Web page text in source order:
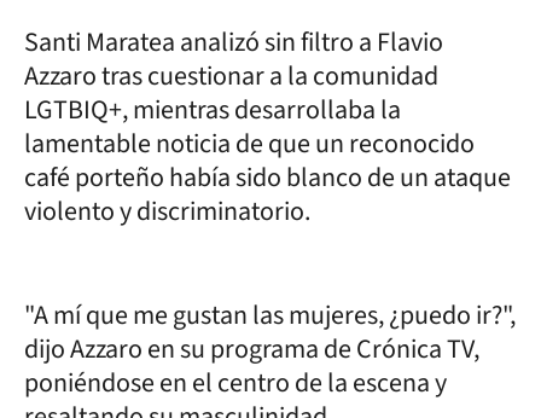
Santi Maratea analizó sin filtro a Flavio
Azzaro tras cuestionar a la comunidad
LGTBIQ+, mientras desarrollaba la
lamentable noticia de que un reconocido
café porteño había sido blanco de un ataque
violento y discriminatorio.
"A mí que me gustan las mujeres, ¿puedo ir?",
dijo Azzaro en su programa de Crónica TV,
poniéndose en el centro de la escena y